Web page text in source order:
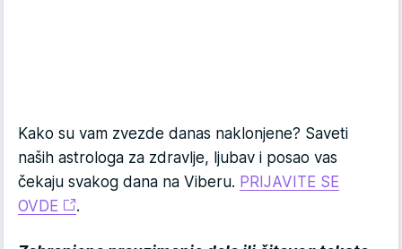
Kako su vam zvezde danas naklonjene? Saveti
naših astrologa za zdravlje, ljubav i posao vas
čekaju svakog dana na Viberu. PRIJAVITE SE
OVDE
.